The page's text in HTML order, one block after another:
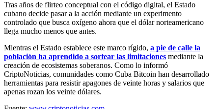
Tras años de flirteo conceptual con el código digital, el Estado
cubano decide pasar a la acción mediante un experimento
controlado que busca oxígeno ahora que el dólar norteamericano
llega mucho menos que antes.
Mientras el Estado establece este marco rígido, a pie de calle la
población ha aprendido a sortear las limitaciones mediante la
creación de ecosistemas soberanos. Como lo informó
CriptoNoticias, comunidades como Cuba Bitcoin han desarrollado
herramientas para resistir apagones de veinte horas y salarios que
apenas rozan los veinte dólares.